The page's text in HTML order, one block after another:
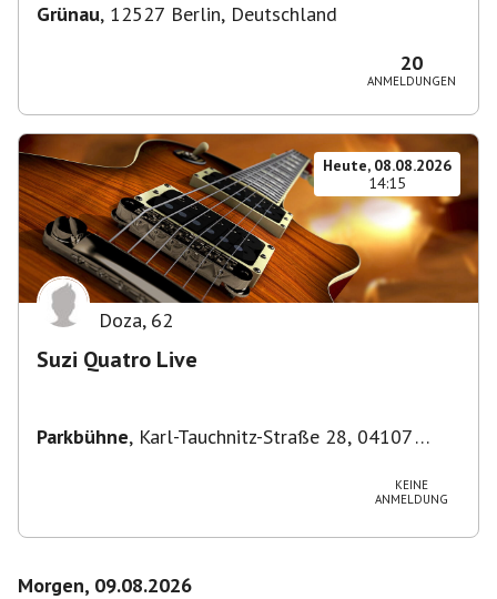
Grünau, 12527 Berlin, Deutschland
20
ANMELDUNGEN
Heute, 08.08.2026
14:15
Doza, 62
Suzi Quatro Live
Parkbühne, Karl-Tauchnitz-Straße 28, 04107
KEINE
ANMELDUNG
Morgen, 09.08.2026